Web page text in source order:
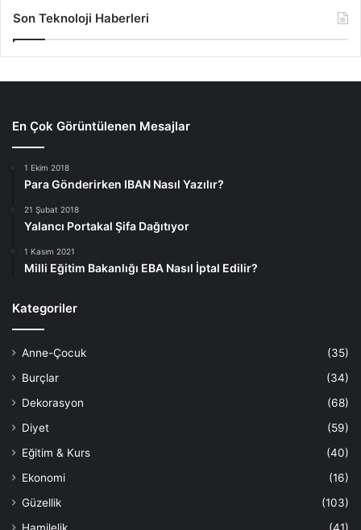
Son Teknoloji Haberleri
En Çok Görüntülenen Mesajlar
1 Ekim 2018
Para Gönderirken IBAN Nasıl Yazılır?
21 Şubat 2018
Yalancı Portakal Şifa Dağıtıyor
1 Kasım 2021
Milli Eğitim Bakanlığı EBA Nasıl İptal Edilir?
Kategoriler
Anne-Çocuk
(35)
Burçlar
(34)
Dekorasyon
(68)
Diyet
(59)
Eğitim & Kurs
(40)
Ekonomi
(16)
Güzellik
(103)